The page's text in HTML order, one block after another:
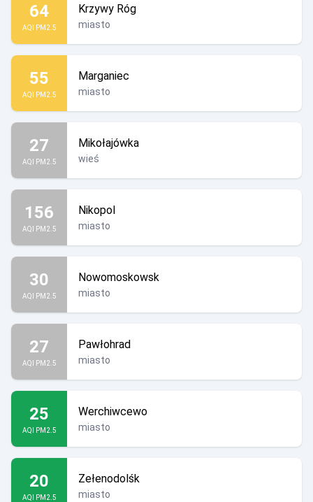
64
AQI PM2.5
Krzywy Róg
miasto
55
AQI PM2.5
Marganiec
miasto
27
AQI PM2.5
Mikołajówka
wieś
156
AQI PM2.5
Nikopol
miasto
30
AQI PM2.5
Nowomoskowsk
miasto
27
AQI PM2.5
Pawłohrad
miasto
25
AQI PM2.5
Werchiwcewo
miasto
20
AQI PM2.5
Zełenodolśk
miasto